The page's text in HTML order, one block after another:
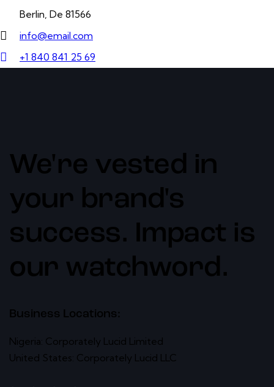
Berlin, De 81566
info@email.com
+1 840 841 25 69
We're vested in
your brand's
success. Impact is
our watchword.
Business Locations:
Nigeria: Corporately Lucid Limited
United States: Corporately Lucid LLC